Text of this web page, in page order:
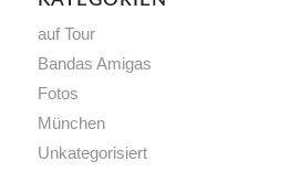
auf Tour
Bandas Amigas
Fotos
München
Unkategorisiert